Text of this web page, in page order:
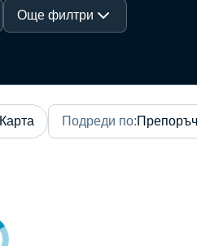
Още филтри
Карта Подреди по: